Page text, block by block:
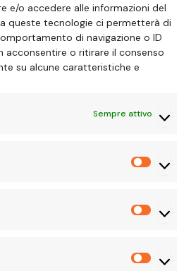
e/o accedere alle informazioni del
queste tecnologie ci permetterà di
di navigazione o ID
acconsentire o ritirare il consenso
su alcune caratteristiche e
Sempre attivo
tv da vedere ora
2026